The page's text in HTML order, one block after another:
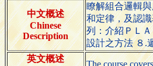
中文概述
Chinese
Description
瞭解組合邏輯
和定律，及認
列：介紹ＰＬ
設計之方法 ８.
英文概述
The course